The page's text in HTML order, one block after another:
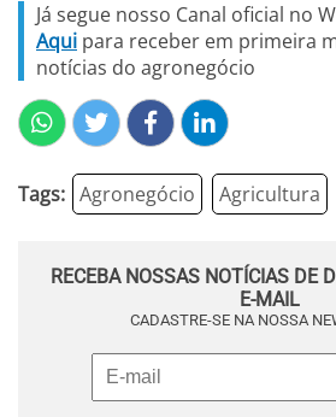
Já segue nosso Canal oficial no
Aqui para receber em primeira
notícias do agronegócio
Tags: Agronegócio Agricultura
RECEBA NOSSAS NOTÍCIAS DE
E-MAIL
CADASTRE-SE NA NOSSA